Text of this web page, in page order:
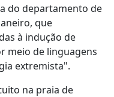
do departamento de
que
à indução de
meio de linguagens
extremista".
na praia de